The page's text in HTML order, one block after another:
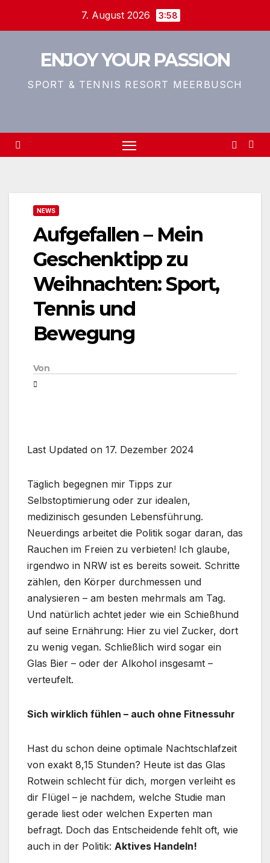
7. August 2026 3:58
ENJOY YOUR PASSION
SPORT & TENNIS RESORT MEERBUSCH
NEWS
Aufgefallen – Mein
Geschenktipp zu
Weihnachten: Sport,
Tennis und
Bewegung
Von
Last Updated on 17. Dezember 2024
Täglich begegnen mir Tipps zur
Selbstoptimierung oder zur idealen,
medizinisch gesunden Lebensführung.
Neuerdings arbeitet die Politik sogar daran, das
Rauchen im Freien zu verbieten! Ich glaube,
irgendwo in NRW ist es bereits soweit. Schritte
zählen, den Körper durchmessen und
analysieren – am besten mehrmals am Tag.
Und natürlich achtet jeder wie ein Schießhund
auf seine Ernährung: Hier zu viel Zucker, dort
zu wenig vegan. Schließlich wird sogar ein
Glas Bier – oder der Alkohol insgesamt –
verteufelt.
Sich wirklich fühlen – auch ohne Fitnessuhr
Hast du schon deine optimale Nachtschlafzeit
von exakt 8,15 Stunden? Heute ist das Glas
Rotwein schlecht für dich, morgen verleiht es
dir Flügel – je nachdem, welche Studie man
gerade liest oder welchen Experten man
befragt. Doch das Entscheidende fehlt oft, wie
auch in der Politik: Aktives Handeln!